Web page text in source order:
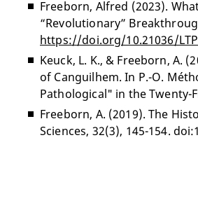
Freeborn, Alfred (2023).
“Revolutionary”
https://doi.org/10.21036/
Keuck, L. K., & Freeborn, A.
of Canguilhem. In P.-O.
Pathological" in the Twenty-
Freeborn, A. (2019). The
Sciences, 32(3), 145-154.